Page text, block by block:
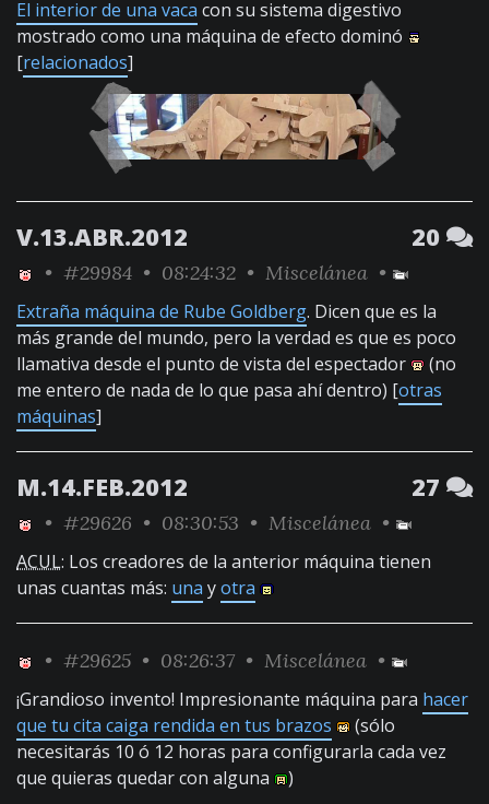
El interior de una vaca con su sistema digestivo
mostrado como una máquina de efecto dominó
[relacionados]
V.13.ABR.2012 20
• #29984 • 08:24:32 • Miscelánea •
Extraña máquina de Rube Goldberg. Dicen que es la
más grande del mundo, pero la verdad es que es poco
llamativa desde el punto de vista del espectador
(no
me entero de nada de lo que pasa ahí dentro) [otras
máquinas]
M.14.FEB.2012 27
• #29626 • 08:30:53 • Miscelánea •
ACUL: Los creadores de la anterior máquina tienen
unas cuantas más: una yotra
• #29625 • 08:26:37 • Miscelánea •
¡Grandioso invento! Impresionante máquina para hacer
que tu cita caiga rendida en tus brazos
(sólo
necesitarás 10 ó 12 horas para configurarla cada vez
que quieras quedar con alguna
)